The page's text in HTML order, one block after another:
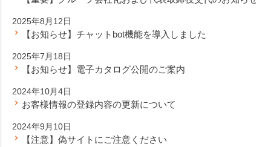
2025年8月12日
【お知らせ】チャットbot機能を導入しました
2025年7月18日
【お知らせ】電子カタログ公開のご案内
2024年10月4日
お客様情報の登録内容の更新について
2024年9月10日
【注意】偽サイトにご注意ください